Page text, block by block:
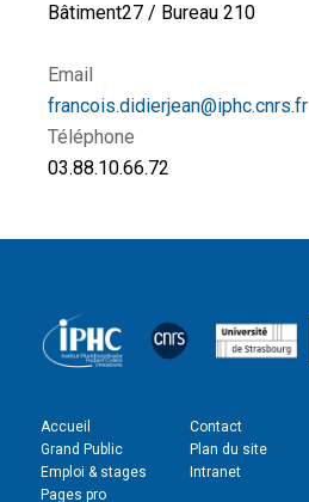
Bâtiment27 / Bureau 210
Email
francois.didierjean@iphc.cnrs.fr
Téléphone
03.88.10.66.72
Accueil
Grand Public
Emploi & stages
Pages pro
Contact
Plan du site
Intranet